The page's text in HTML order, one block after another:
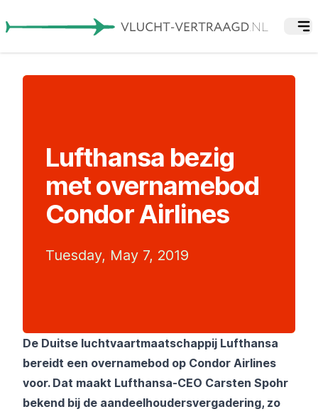
Lufthansa bezig
met overnamebod
Condor Airlines
Tuesday, May 7, 2019
De Duitse luchtvaartmaatschappij Lufthansa
bereidt een overnamebod op Condor Airlines
voor. Dat maakt Lufthansa-CEO Carsten Spohr
bekend bij de aandeelhoudersvergadering, zo